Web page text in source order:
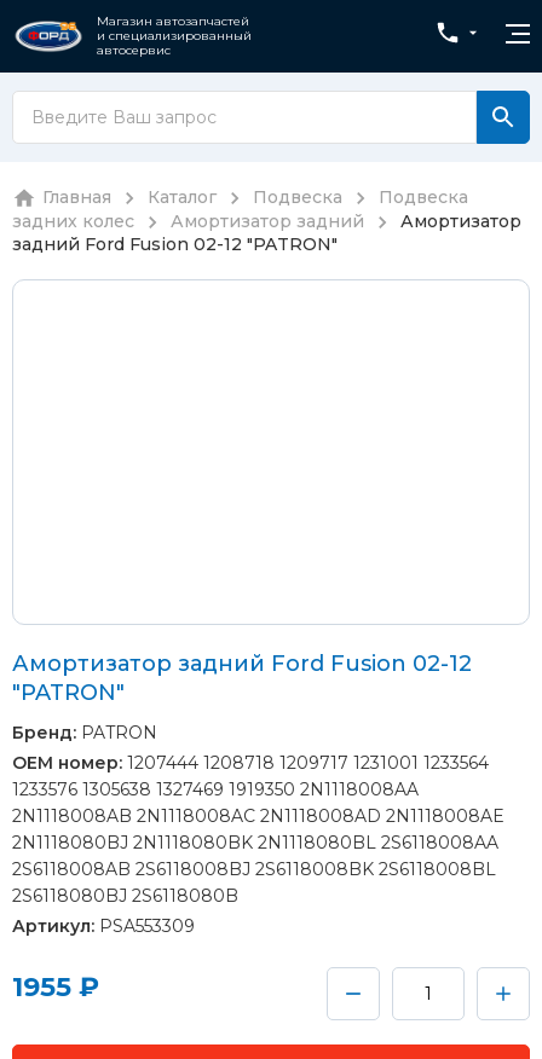
Магазин автозапчастей
и специализированный
автосервис
Главная Каталог Подвеска
Подвеска
задних колес
Амортизатор задний
Амортизатор
задний Ford Fusion 02-12 "PATRON"
Амортизатор задний Ford Fusion 02-12
"PATRON"
Бренд: PATRON
OEM номер: 1207444 1208718 1209717 1231001 1233564
1233576 1305638 1327469 1919350 2N1118008AA
2N1118008AB 2N1118008AC 2N1118008AD 2N1118008AE
2N1118080BJ 2N1118080BK 2N1118080BL 2S6118008AA
2S6118008AB 2S6118008BJ 2S6118008BK 2S6118008BL
2S6118080BJ 2S6118080B
Артикул: PSA553309
1955 ₽